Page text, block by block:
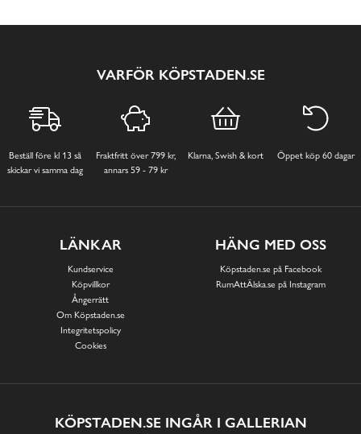
VARFÖR KÖPSTADEN.SE
Beställ före kl 13 så
skickar vi samma dag
Fraktfritt över 799 kr,
annars 59 - 79 kr
Klarna, Swish & kort Öppet köp 60 dagar
LÄNKAR
Kundservice
Köpvillkor
Ångerrätt
Om Köpstaden.se
Integritetspolicy
Cookies
HÄNG MED OSS
Köpstaden.se på Facebook
RumAttÄlska.se på Instagram
KÖPSTADEN.SE INGÅR I GALLERIAN